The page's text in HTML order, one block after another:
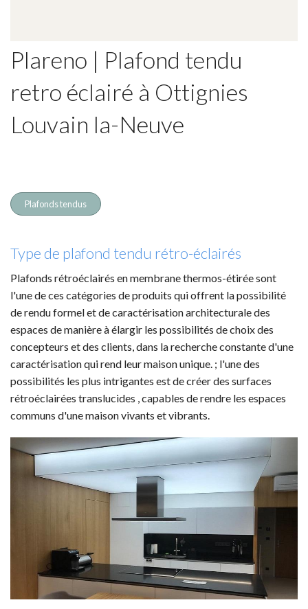
Plareno | Plafond tendu
retro éclairé à Ottignies
Louvain la-Neuve
Plafonds tendus
Type de plafond tendu rétro-éclairés
Plafonds rétroéclairés en membrane thermos-étirée sont
l'une de ces catégories de produits qui offrent la possibilité
de rendu formel et de caractérisation architecturale des
espaces de manière à élargir les possibilités de choix des
concepteurs et des clients, dans la recherche constante d'une
caractérisation qui rend leur maison unique. ; l'une des
possibilités les plus intrigantes est de créer des surfaces
rétroéclairées translucides , capables de rendre les espaces
communs d'une maison vivants et vibrants.